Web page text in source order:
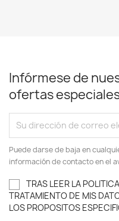
Infórmese de
ofertas
Puede darse de baja en
información de contacto en el
TRAS LEER LA
TRATAMIENTO DE MIS
LOS PROPOSITOS